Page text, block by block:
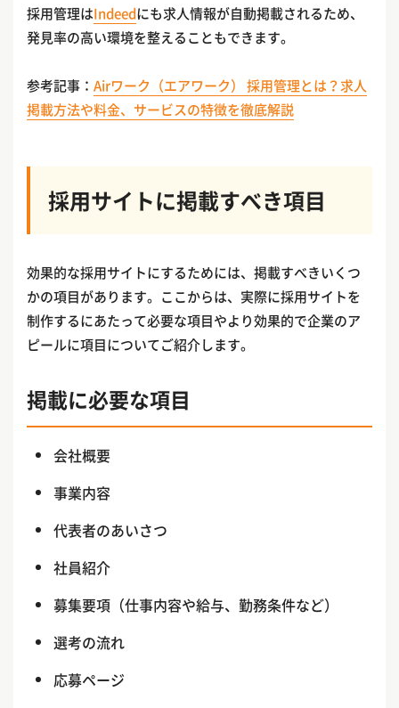
採用管理はIndeedにも求人情報が自動掲載されるため、
発見率の高い環境を整えることもできます。
参考記事： Airワーク（エアワーク） 採用管理とは？求人
掲載方法や料金、サービスの特徴を徹底解説
採用サイトに掲載すべき項目
効果的な採用サイトにするためには、掲載すべきいくつ
かの項目があります。ここからは、実際に採用サイトを
制作するにあたって必要な項目やより効果的で企業のア
ピールに項目についてご紹介します。
掲載に必要な項目
会社概要
事業内容
代表者のあいさつ
社員紹介
募集要項（仕事内容や給与、勤務条件など）
選考の流れ
応募ページ